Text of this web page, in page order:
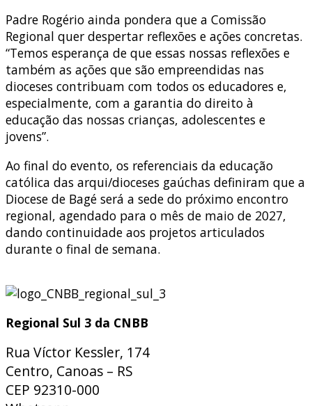
Padre Rogério ainda pondera que a Comissão
Regional quer despertar reflexões e ações concretas.
“Temos esperança de que essas nossas reflexões e
também as ações que são empreendidas nas
dioceses contribuam com todos os educadores e,
especialmente, com a garantia do direito à
educação das nossas crianças, adolescentes e
jovens”.
Ao final do evento, os referenciais da educação
católica das arqui/dioceses gaúchas definiram que a
Diocese de Bagé será a sede do próximo encontro
regional, agendado para o mês de maio de 2027,
dando continuidade aos projetos articulados
durante o final de semana.
Regional Sul 3 da CNBB
Rua Víctor Kessler, 174
Centro, Canoas – RS
CEP 92310-000